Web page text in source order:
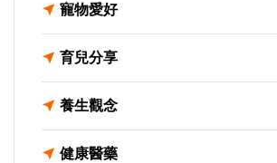
寵物愛好
育兒分享
養生觀念
健康醫藥